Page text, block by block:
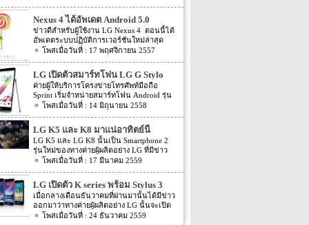
ที่ออกจำหน่ายหรือไม่
Nexus 4 ได้อัพเดต Android 5.0
Lollipop แล้ว อย่างเป็นทางการ
ข่าวดีสำหรับผู้ใช้งาน LG Nexus 4 ตอนนี้ได้
อัพเดตระบบปฏิบัติการเวอร์ชันใหม่ล่าสุด
Android 5.0 Lollipop แล้วอย่างเป็นทางการ
Android Developers หลังจากที่ Google ได้
ปล่อยอัพเดต Android 5.0 Lollipop ให้กับสมา
ร์ทโฟน LG Nexus 5, Nexus 10, Nexus 7
Android 5.0 จะช่วยปรับปรุงประสิทธิภาพของ
สมาร์ทโฟน LG Nexus 4 ด้วยกับการออกแบบ
ใหม่ที่เรียกว่า Material Design และ ART
runtime อีกทั้งยังช่วยให้บูตเร็วขึ้น ซึ่งต่างจาก
iOS ที่เมื่ออัพเดตเวอร์ชันแล้วรุ่นเก่าใช้ไม่ได้
ต้องซื้อรุ่นใหม่ ส่วน Android นั้น Google ได้
ทำให้มันใช้แรมน้อยลงเรื่อยๆ ครอบคลุมการ
ใช้งานอุปกรณ์ราคาถูกจำนวนมาก อย่าง
Kitkat เอง ก็สามารถรันบนสมาร์ทโฟนที่มี
แรมเพียง 512 MB ได้ด้วย […]
17 พฤศจิกายน 2557
LG เปิดตัวสมาร์ทโฟน LG G Stylo
ราคาต่ำกว่า $300 ติดสัญญา
ค่ายผู้ให้บริการโครงข่ายโทรศัพท์มือถือ
Sprint เริ่มจำหน่ายสมาร์ทโฟน Android รุ่น
ใหม่ จาก LG ชื่อว่า G Stylo หรือที่เรียกกันอีก
มีขนาดค่อนข้างใหญ่ ที่มาพร้อมกับปากกา
Stylus สำหรับขีดเขียนวาดภาพบนจอสมาร์ท
โฟน คล้ายกับซัมซุง Galaxy Note
14 มิถุนายน 2558
LG K5 และ K8 มาแน่อาทิตย์นี้
LG K5 และ LG K8 นั้นเป็น Smartphone 2
รุ่นใหม่ของทางค่ายผู้ผลิตอย่าง LG ที่มีข่าว
ออกมาว่าจะถูกเปิดตัวออกมาภายในสัปดาห์นี้
K8 นี้จะมีขนาดหน้าจอที่เท่ากันนั้นก็คือ
ประมาณ 5 นิ้ว นั้นเอง โดย 2 รุุ่นใหม่นี้ทาง
President และ CEO ของทาง LG Electronics
Mobile นั้นได้ออกมากล่าวชื่นชมทั้ง 2 รุ่นนี้
ว่า “The K8 and K5 will be fantastic choices
17 มีนาคม 2559
LG เปิดตัว K series พร้อม Stylus 3
ออกมาแล้ว
เมื่อกลางเดือนธันวาคมที่ผ่านมานั้นได้มีข่าว
ออกมาว่าทางค่ายผู้ผลิตอย่าง LG นั้นจะเปิด
ตัว Smartphone mid-range 3 รุ่นใหม่ออกมา
24 ธันวาคม 2559